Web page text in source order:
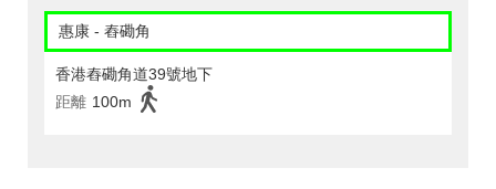
惠康 - 舂磡角
香港舂磡角道39號地下
距離 100m